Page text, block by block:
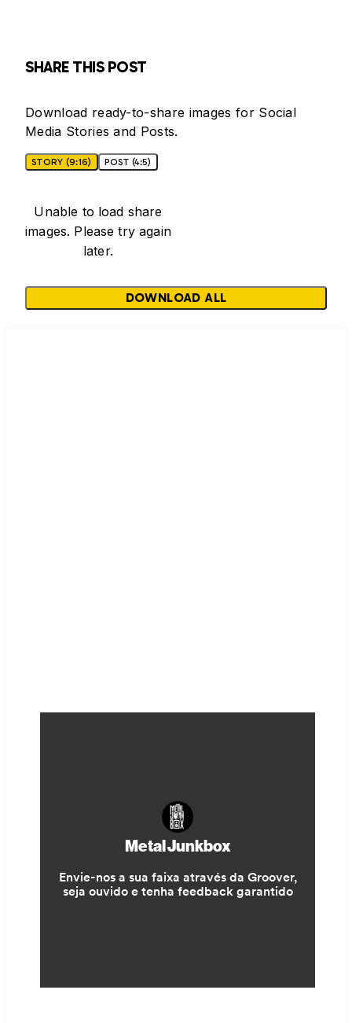
SHARE THIS POST
Download ready-to-share images for Social
Media Stories and Posts.
STORY (9:16) POST (4:5)
Unable to load share
images. Please try again
later.
DOWNLOAD ALL